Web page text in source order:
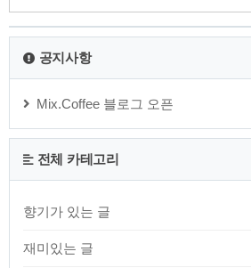
공지사항
Mix.Coffee 블로그 오픈
전체 카테고리
향기가 있는 글
재미있는 글